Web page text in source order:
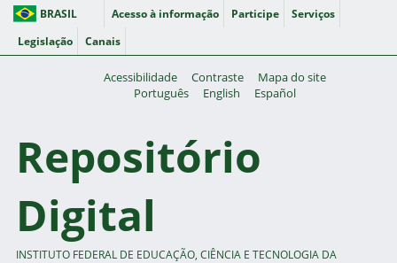
BRASIL Acesso à informação Participe
Serviços
Legislação
Canais
Acessibilidade Contraste
Mapa do site
Português
English Español
Repositório
Digital
INSTITUTO FEDERAL DE EDUCAÇÃO, CIÊNCIA E TECNOLOGIA DA